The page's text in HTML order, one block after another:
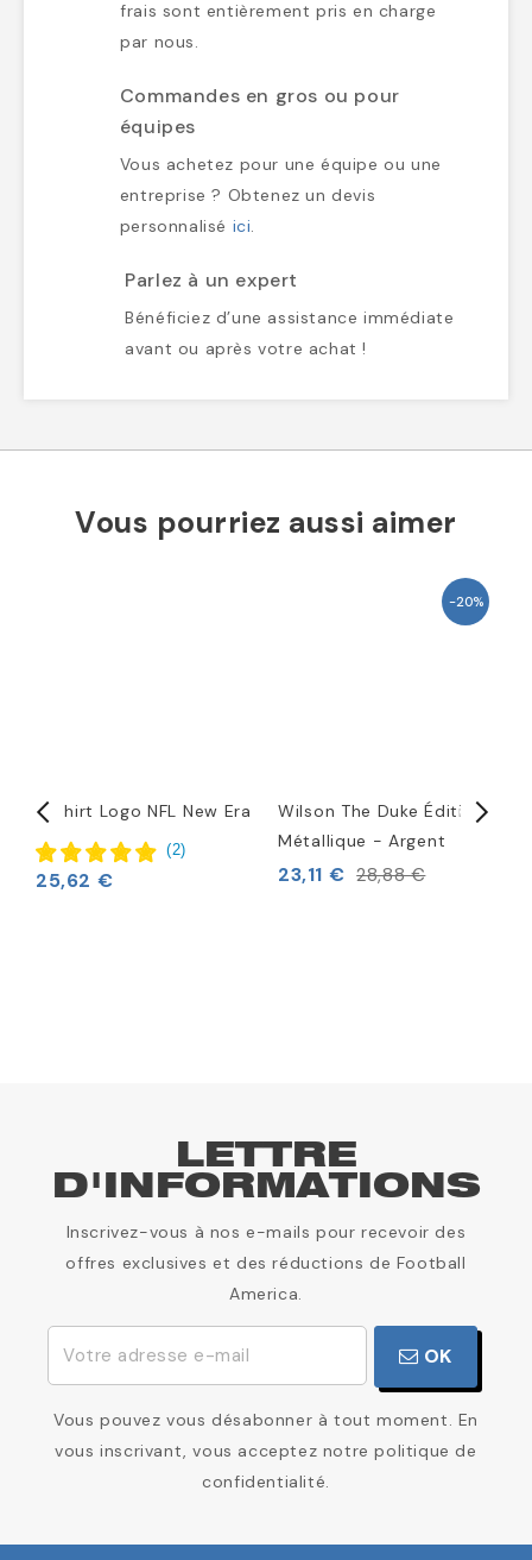
frais sont entièrement pris en charge
par nous.
Commandes en gros ou pour
équipes
Vous achetez pour une équipe ou une
entreprise ? Obtenez un devis
personnalisé ici.
Parlez à un expert
Bénéficiez d’une assistance immédiate
avant ou après votre achat !
Vous pourriez aussi aimer
T-shirt Logo NFL New Era
(2)
25,62 €
-20%
Wilson The Duke Édition
Métallique - Argent
23,11 € 28,88 €
LETTRE
D'INFORMATIONS
Inscrivez-vous à nos e-mails pour recevoir des
offres exclusives et des réductions de Football
America.
OK
Vous pouvez vous désabonner à tout moment. En
vous inscrivant, vous acceptez notre politique de
confidentialité.